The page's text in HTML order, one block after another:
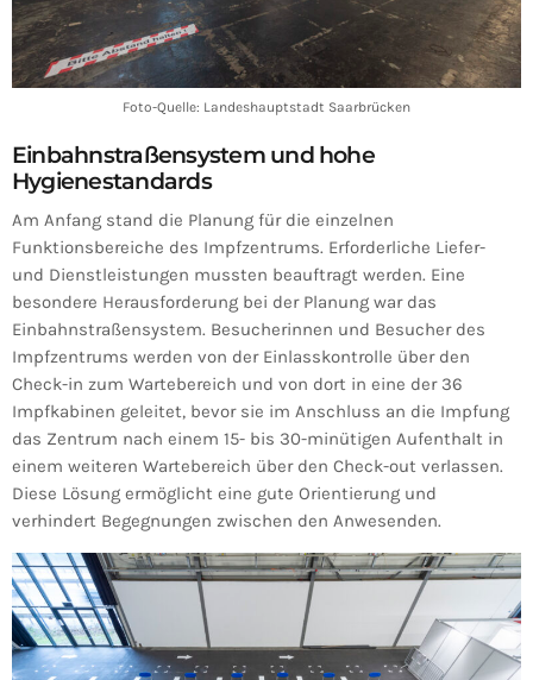
Foto-Quelle: Landeshauptstadt Saarbrücken
Einbahnstraßensystem und hohe
Hygienestandards
Am Anfang stand die Planung für die einzelnen
Funktionsbereiche des Impfzentrums. Erforderliche Liefer-
und Dienstleistungen mussten beauftragt werden. Eine
besondere Herausforderung bei der Planung war das
Einbahnstraßensystem. Besucherinnen und Besucher des
Impfzentrums werden von der Einlasskontrolle über den
Check-in zum Wartebereich und von dort in eine der 36
Impfkabinen geleitet, bevor sie im Anschluss an die Impfung
das Zentrum nach einem 15- bis 30-minütigen Aufenthalt in
einem weiteren Wartebereich über den Check-out verlassen.
Diese Lösung ermöglicht eine gute Orientierung und
verhindert Begegnungen zwischen den Anwesenden.